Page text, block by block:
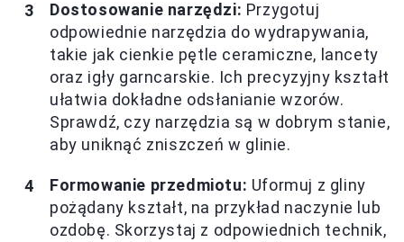
Dostosowanie narzędzi: Przygotuj
odpowiednie narzędzia do wydrapywania,
takie jak cienkie pętle ceramiczne, lancety
oraz igły garncarskie. Ich precyzyjny kształt
ułatwia dokładne odsłanianie wzorów.
Sprawdź, czy narzędzia są w dobrym stanie,
aby uniknąć zniszczeń w glinie.
Formowanie przedmiotu: Uformuj z gliny
pożądany kształt, na przykład naczynie lub
ozdobę. Skorzystaj z odpowiednich technik,